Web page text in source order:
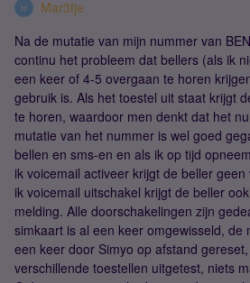
M
Mar3tje
Na de mutatie van mijn nummer van
continu het probleem dat bellers (als ik
een keer of 4-5 overgaan te horen
gebruik is. Als het toestel uit staat krijgt
te horen, waardoor men denkt dat het
mutatie van het nummer is wel goed
bellen en sms-en en als ik op tijd
ik voicemail activeer krijgt de beller
ik voicemail uitschakel krijgt de beller ook
melding. Alle doorschakelingen zijn
simkaart is al een keer omgewisseld, de
een keer door Simyo op afstand
verschillende toestellen uitgetest, niets